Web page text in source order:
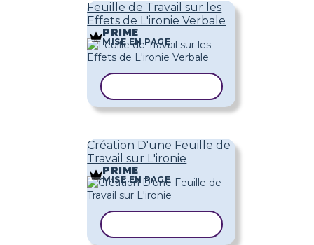
Feuille de Travail sur les
Effets de L'ironie Verbale
PRIME
MISE EN PAGE
Création D'une Feuille de
Travail sur L'ironie
PRIME
MISE EN PAGE